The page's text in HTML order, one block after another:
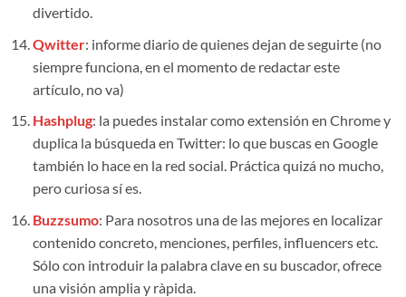
divertido.
Qwitter: informe diario de quienes dejan de seguirte (no
siempre funciona, en el momento de redactar este
artículo, no va)
Hashplug: la puedes instalar como extensión en Chrome y
duplica la búsqueda en Twitter: lo que buscas en Google
también lo hace en la red social. Práctica quizá no mucho,
pero curiosa sí es.
Buzzsumo: Para nosotros una de las mejores en localizar
contenido concreto, menciones, perfiles, influencers etc.
Sólo con introduir la palabra clave en su buscador, ofrece
una visión amplia y ràpida.